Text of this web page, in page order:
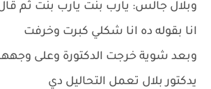
وبلال جالس: يارب بنت يارب بنت ثم
انا بقوله ده انا شكلي كبرت وخرفت
وبعد شوية خرجت الدكتورة وعلى
يدكتور بلال تعمل التحاليل دي